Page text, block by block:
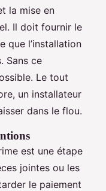
la mise en
Il doit fournir le
que l’installation
Sans ce
Le tout
un installateur
dans le flou.
est une étape
jointes ou les
le paiement